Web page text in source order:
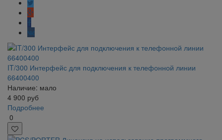
IT/300 Интерфейс для подключения к телефонной линии
66400400
Наличие: мало
4 900 руб
Подробнее
0